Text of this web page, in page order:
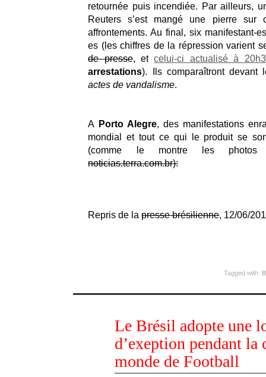
retournée puis incendiée. Par ailleurs,
Reuters s’est mangé une pierre sur
affrontements. Au final, six manifestant-
es (les chiffres de la répression varient
de presse, etcelui-ci actualisé à
arrestations). Ils comparaîtront devant
actes de vandalisme.
A Porto Alegre, des manifestations
mondial et tout ce qui le produit se
(comme le montre les photos
noticias.terra.com.br):
Repris de lapresse brésilienne, 12/06/
Tagged with:
Le Brésil adopte une
d’exeption pendant la
monde de Football